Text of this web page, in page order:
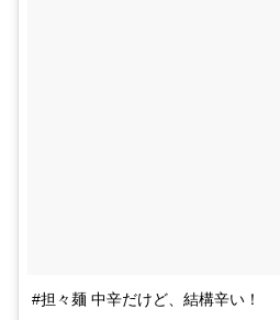
#担々麺 中辛だけど、結構辛い！